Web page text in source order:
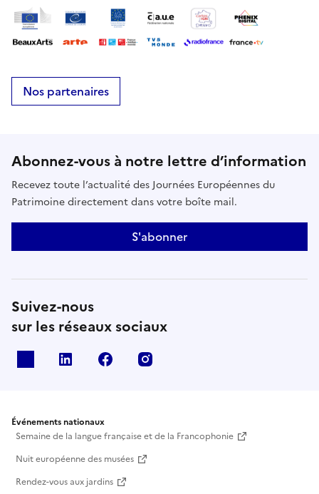
Nos partenaires
Abonnez-vous à notre lettre d’information
Recevez toute l’actualité des Journées Européennes du
Patrimoine directement dans votre boîte mail.
S'abonner
Suivez-nous
sur les réseaux sociaux
Linkedin Facebook
Événements nationaux
Semaine de la langue française et de la Francophonie
Nuit européenne des musées
Rendez-vous aux jardins